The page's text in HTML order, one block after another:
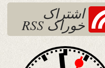
اشتراک
خوراک RSS